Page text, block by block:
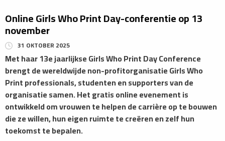
Online Girls Who Print Day-conferentie op 13
november
31 OKTOBER 2025
Met haar 13e jaarlijkse Girls Who Print Day Conference
brengt de wereldwijde non-profitorganisatie Girls Who
Print professionals, studenten en supporters van de
organisatie samen. Het gratis online evenement is
ontwikkeld om vrouwen te helpen de carrière op te bouwen
die ze willen, hun eigen ruimte te creëren en zelf hun
toekomst te bepalen.